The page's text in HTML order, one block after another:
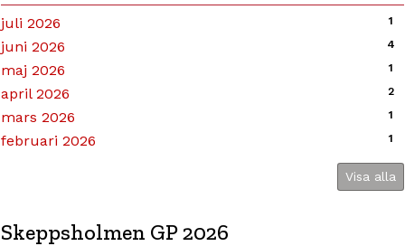
juli 2026 1
juni 2026 4
maj 2026 1
april 2026 2
mars 2026 1
februari 2026 1
Visa alla
Skeppsholmen GP 2026